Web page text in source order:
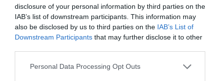
disclosure of your personal information by third parties on the
IAB’s list of downstream participants. This information may
also be disclosed by us to third parties on the IAB’s List of
Downstream Participants that may further disclose it to other
Personal Data Processing Opt Outs
Intervención de productos